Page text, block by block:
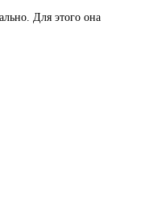
Для этого она